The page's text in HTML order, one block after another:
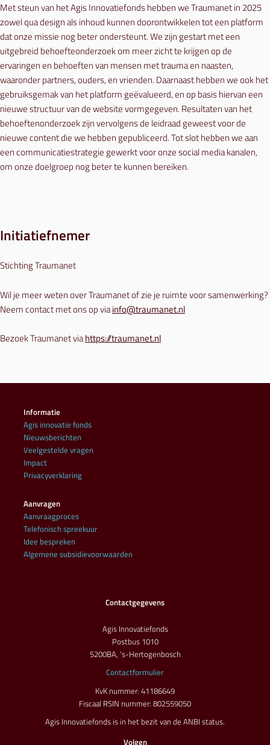
Met steun van het Agis Innovatiefonds hebben we Traumanet in 2025
zowel qua design als inhoud kunnen doorontwikkelen tot een platform
dat onze missie nog beter ondersteunt. We zijn gestart met een
uitgebreid behoefteonderzoek om meer zicht te krijgen op de
ervaringen en behoeften van mensen met trauma en naasten,
waaronder partners, ouders, en vrienden. Daarnaast hebben we ook het
gebruiksgemak van het platform geëvalueerd, en op basis hiervan een
nieuwe structuur van de website vormgegeven. Resultaten van het
behoeftenonderzoek zijn vervolgens de leidraad geweest voor de
nieuwe content die we hebben gepubliceerd. Tot slot hebben we aan
een communicatiestrategie gewerkt voor onze social media kanalen,
om onze doelgroep nog beter te kunnen bereiken.
Initiatiefnemer
Stichting Traumanet
Wil je meer weten over Traumanet of zie je ruimte voor samenwerking?
Neem contact met ons op viainfo@traumanet.nl
Bezoek Traumanet viahttps://traumanet.nl
Informatie
Agis innovatie fonds
Nieuwsberichten
Veelgestelde vragen
Impact
Privacyverklaring
Aanvragen
Aanvraagproces
Telefonisch spreekuur
Idee bespreken
Algemene subsidievoorwaarden
Contactgegevens
Agis Innovatiefonds
Postbus 1010
5200BA, 's-Hertogenbosch
Contactformulier
KvK nummer: 41186649
Fiscaal RSIN nummer: 802559050
Agis Innovatiefonds is in het bezit van de ANBI status.
Volgen